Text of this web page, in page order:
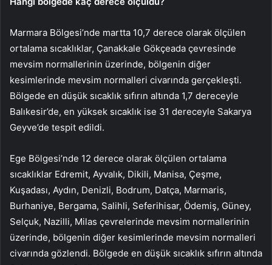
Marmara Bölgesi’nde martta 10,7 derece olarak ölçülen
ortalama sıcaklıklar, Çanakkale Gökçeada çevresinde
mevsim normallerinin üzerinde, bölgenin diğer
kesimlerinde mevsim normalleri civarında gerçekleşti.
Bölgede en düşük sıcaklık sıfırın altında 1,7 dereceyle
Balıkesir’de, en yüksek sıcaklık ise 31 dereceyle Sakarya
Geyve’de tespit edildi.
Ege Bölgesi’nde 12 derece olarak ölçülen ortalama
sıcaklıklar Edremit, Ayvalık, Dikili, Manisa, Çeşme,
Kuşadası, Aydın, Denizli, Bodrum, Datça, Marmaris,
Burhaniye, Bergama, Salihli, Seferihisar, Ödemiş, Güney,
Selçuk, Nazilli, Milas çevrelerinde mevsim normallerinin
üzerinde, bölgenin diğer kesimlerinde mevsim normalleri
civarında gözlendi. Bölgede en düşük sıcaklık sıfırın altında